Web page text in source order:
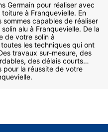
Germain pour réaliser avec
à Franquevielle. En
sommes capables de réaliser
alu à Franquevielle. De la
de votre solin à
les techniques qui ont
travaux sur-mesure, des
des délais courts…
pour la réussite de votre